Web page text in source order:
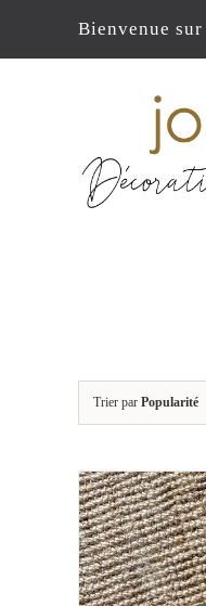
Bienvenue
Trier par Popularité